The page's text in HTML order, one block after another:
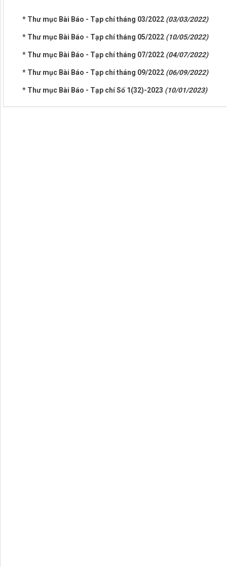
* Thư mục Bài Báo - Tạp chí tháng 03/2022 (03/03/2022)
* Thư mục Bài Báo - Tạp chí tháng 05/2022 (10/05/2022)
* Thư mục Bài Báo - Tạp chí tháng 07/2022 (04/07/2022)
* Thư mục Bài Báo - Tạp chí tháng 09/2022 (06/09/2022)
* Thư mục Bài Báo - Tạp chí Số 1(32)-2023 (10/01/2023)